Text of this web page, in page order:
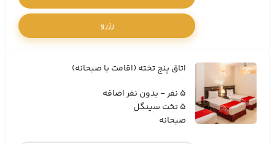
رزرو
اتاق پنج تخته (اقامت با صبحانه)
5 نفر - بدون نفر اضافه
5 تخت سینگل
صبحانه